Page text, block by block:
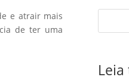
e atrair mais
de ter uma